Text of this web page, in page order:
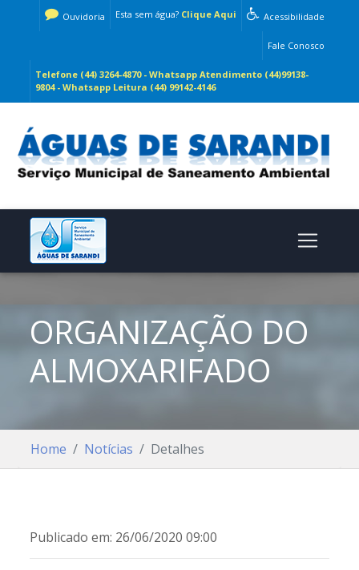
Acessibilidade
Esta sem água? Clique Aqui
Ouvidoria
Fale Conosco
Telefone (44) 3264-4870 - Whatsapp Atendimento (44)99138-
9804 - Whatsapp Leitura (44) 99142-4146
ORGANIZAÇÃO DO
ALMOXARIFADO
Home Notícias Detalhes
Publicado em: 26/06/2020 09:00